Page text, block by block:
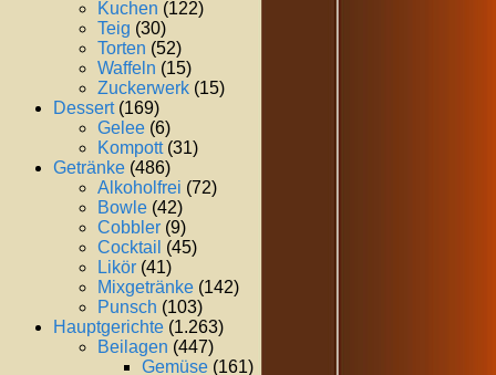
Kuchen (122)
Teig (30)
Torten (52)
Waffeln (15)
Zuckerwerk (15)
Dessert(169)
Gelee (6)
Kompott(31)
Getränke (486)
Alkoholfrei (72)
Bowle (42)
Cobbler (9)
Cocktail (45)
Likör (41)
Mixgetränke (142)
Punsch (103)
Hauptgerichte (1.263)
Beilagen (447)
Gemüse (161)